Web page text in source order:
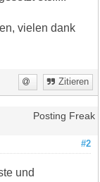
vielen dank
Zitieren
Posting Freak
#2
und